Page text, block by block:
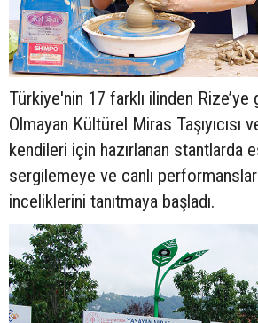
Türkiye'nin 17 farklı ilinden
Olmayan Kültürel Miras Taşıyıcısı
kendileri için hazırlanan stantlarda
sergilemeye ve canlı
inceliklerini tanıtmaya başladı.